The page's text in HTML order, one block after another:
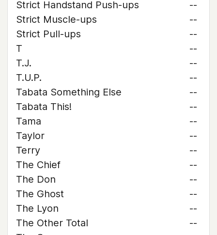
Strict Handstand Push-ups
--
Strict Muscle-ups
--
Strict Pull-ups
--
T
--
T.J.
--
T.U.P.
--
Tabata Something Else
--
Tabata This!
--
Tama
--
Taylor
--
Terry
--
The Chief
--
The Don
--
The Ghost
--
The Lyon
--
The Other Total
--